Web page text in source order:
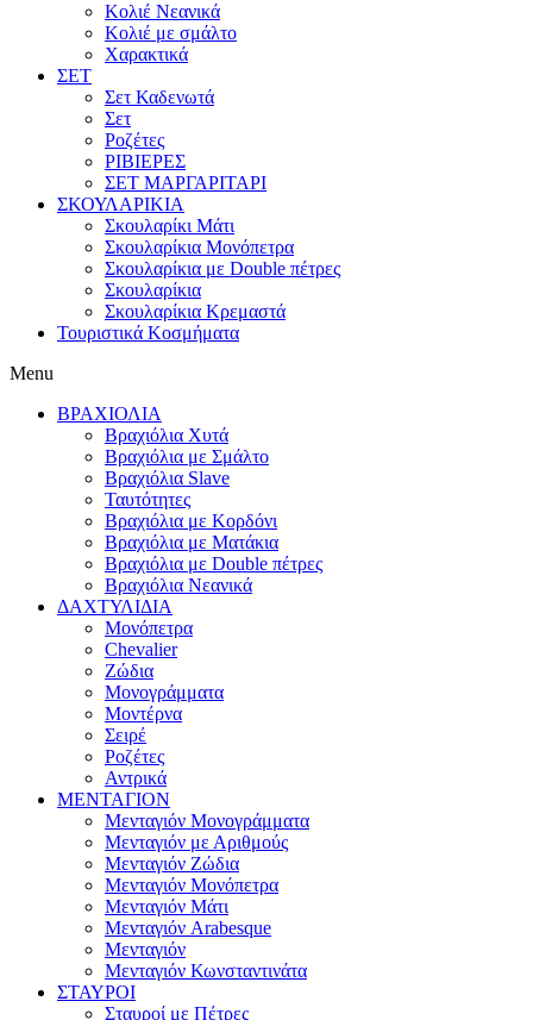
Κολιέ Νεανικά
Κολιέ με σμάλτο
Χαρακτικά
ΣΕΤ
Σετ Καδενωτά
Σετ
Ροζέτες
ΡΙΒΙΕΡΕΣ
ΣΕΤ ΜΑΡΓΑΡΙΤΑΡΙ
ΣΚΟΥΛΑΡΙΚΙΑ
Σκουλαρίκι Μάτι
Σκουλαρίκια Μονόπετρα
Σκουλαρίκια με Double πέτρες
Σκουλαρίκια
Σκουλαρίκια Κρεμαστά
Τουριστικά Κοσμήματα
Menu
ΒΡΑΧΙΟΛΙΑ
Βραχιόλια Χυτά
Βραχιόλια με Σμάλτο
Βραχιόλια Slave
Ταυτότητες
Βραχιόλια με Κορδόνι
Βραχιόλια με Ματάκια
Βραχιόλια με Double πέτρες
Βραχιόλια Νεανικά
ΔΑΧΤΥΛΙΔΙΑ
Μονόπετρα
Chevalier
Ζώδια
Μονογράμματα
Μοντέρνα
Σειρέ
Ροζέτες
Αντρικά
ΜΕΝΤΑΓΙΟΝ
Μενταγιόν Μονογράμματα
Μενταγιόν με Αριθμούς
Μενταγιόν Ζώδια
Μενταγιόν Μονόπετρα
Μενταγιόν Μάτι
Μενταγιόν Arabesque
Μενταγιόν
Μενταγιόν Κωνσταντινάτα
ΣΤΑΥΡΟΙ
Σταυροί με Πέτρες